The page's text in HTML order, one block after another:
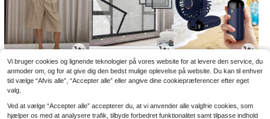
18.80€ 5.22€5.42€ -3% 3.15€
Vi bruger cookies og lignende teknologier på vores website for at levere den service, du
anmoder om, og for at give dig den bedst mulige oplevelse på website. Du kan til enhver
tid vælge “Afvis alle”, “Accepter alle” eller angive dine cookiepræferencer efter eget
valg.
Ved at vælge “Accepter alle” accepterer du, at vi anvender alle valgfrie cookies, som
hjælper os med at analysere trafik, tilbyde forbedret funktionalitet samt tilpasse indhold